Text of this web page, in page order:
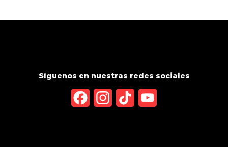
Síguenos en nuestras redes sociales
FacebookInstagram
TikTok